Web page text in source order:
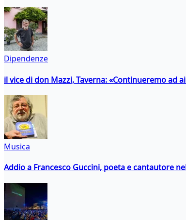
Dipendenze
il vice di don Mazzi, Taverna: «Continueremo ad
Musica
Addio a Francesco Guccini, poeta e cantautore